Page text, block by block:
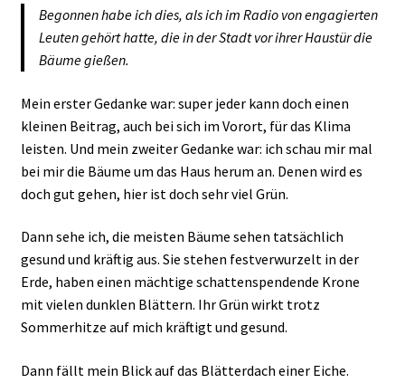
Begonnen habe ich dies, als ich im Radio von engagierten
Leuten gehört hatte, die in der Stadt vor ihrer Haustür die
Bäume gießen.
Mein erster Gedanke war: super jeder kann doch einen
kleinen Beitrag, auch bei sich im Vorort, für das Klima
leisten. Und mein zweiter Gedanke war: ich schau mir mal
bei mir die Bäume um das Haus herum an. Denen wird es
doch gut gehen, hier ist doch sehr viel Grün.
Dann sehe ich, die meisten Bäume sehen tatsächlich
gesund und kräftig aus. Sie stehen festverwurzelt in der
Erde, haben einen mächtige schattenspendende Krone
mit vielen dunklen Blättern. Ihr Grün wirkt trotz
Sommerhitze auf mich kräftigt und gesund.
Dann fällt mein Blick auf das Blätterdach einer Eiche.